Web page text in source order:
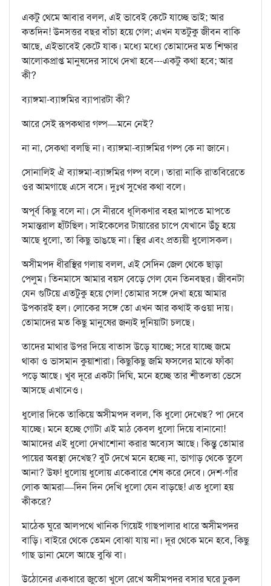
একটু থেমে আবার বলল, এই ভাবেই কেটে যাচ্ছে ভাই; আর
কতদিন! উনসত্তর বছর বাঁচা হয়ে গেল; এখন যতটুকু জীবন বাকি
আছে, এইভাবেই কেটে যাক। মধ্যে মধ্যে তোমাদের মত শিক্ষার
আলোকপ্রাপ্ত মানুষদের সাথে দেখা হবে---একটু কথা হবে; আর
কী?
ব্যাঙ্গমা-ব্যাঙ্গমির ব্যাপারটা কী?
আরে সেই রূপকথার গল্প—মনে নেই?
না না, সেকথা বলছি না। ব্যাঙ্গমা-ব্যাঙ্গমির গল্প কে না জানে।
সোনালিই ঐ ব্যাঙ্গমা-ব্যাঙ্গমির গল্প বলে। তারা নাকি রাতবিরেতে
ওর আমগাছে এসে বসে। দুঃখ সুখের কথা বলে।
অপূর্ব কিছু বলে না। সে নীরবে ধূলিকণার বহর মাপতে মাপতে
সমান্তরাল হাঁটছিল। সাইকেলের টায়ারের চাপে যেখানে উঁচু হয়ে
আছে ধুলো, তা কিছু ভাঙছে না। স্থির এবং প্রত্যয়ী ধুলোসকল।
অসীমপদ ধীরস্থির গলায় বলল, এই সেদিন জেল থেকে ছাড়া
পেলুম। তিনমাসে আমার বয়স বেড়ে গেল যেন তিনবছর। জীবনটা
যেন গুটিয়ে এতটুকু হয়ে গেল! তোমার সঙ্গে দেখা হয়ে আমার
উপকারই হল। লোকের সঙ্গে তো এখন আর কথাই কওয়া দায়।
তোমাদের মত কিছু মানুষের জন্যই দুনিয়াটা চলছে।
তাদের মাথার উপর দিয়ে বাতাস উড়ে যাচ্ছে; সরে যাচ্ছে জমে
থাকা ও ভাসমান কুয়াশারা। কিছুকিছু জমি ফসলের মাঝে ফাঁকা
পড়ে আছে। খুব দূরে একটা দিঘি, মনে হচ্ছে তার শীতলতা ভেসে
আসছে এখানেও।
ধুলোর দিকে তাকিয়ে অসীমপদ বলল, কি ধুলো দেখেছ? পা দেবে
যাচ্ছে। মনে হচ্ছে গোটা এই মাঠ কেবল ধুলো দিয়ে বানানো!
আমাদের এই ধুলো দেখাশোনা করার অব্যেস আছে। কিন্তু তোমার
পায়ের অবস্থা দেখেছ? বুট দেখে মনে হচ্ছে না, ভাগাড় থেকে তুলে
আনা? উফ! ধুলোয় ধুলোয় একেবারে শেষ করে দেবে। দেশ-গাঁর
লোক আমরা—দিন দিন দেখি ধুলো যেন বাড়ছে! এত ধুলো হয়
কীকরে?
মাঠেক ঘুরে আলপথে খানিক গিয়েই গাছপালার ধারে অসীমপদর
বাড়ি। বাইরে থেকে তেমন বোঝা যায় না। দূর থেকে মনে হবে, কিছু
গাছ ডানা মেলে আছে বুঝি বা।
উঠোনের একধারে জুতো খুলে রেখে অসীমপদর বসার ঘরে ঢুকল